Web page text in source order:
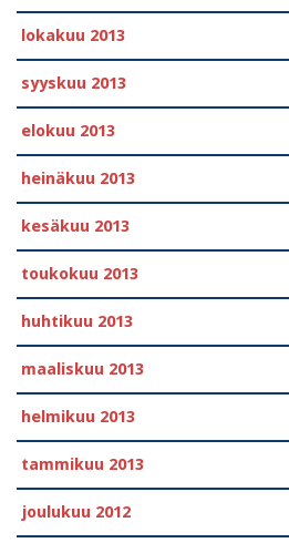
lokakuu 2013
syyskuu 2013
elokuu 2013
heinäkuu 2013
kesäkuu 2013
toukokuu 2013
huhtikuu 2013
maaliskuu 2013
helmikuu 2013
tammikuu 2013
joulukuu 2012